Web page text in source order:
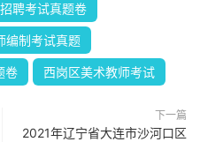
聘考试真题卷
编制考试真题
卷 西岗区美术教师考试
下一篇
2021年辽宁省大连市沙河口区